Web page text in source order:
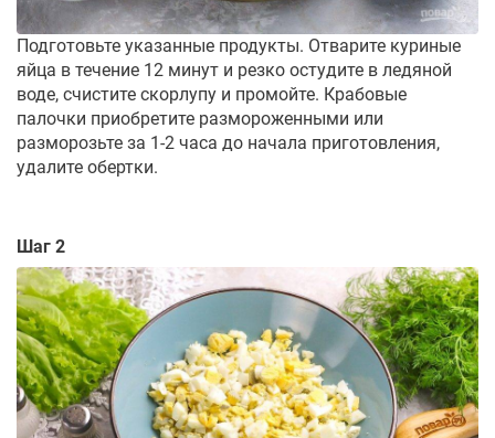
Подготовьте указанные продукты. Отварите куриные
яйца в течение 12 минут и резко остудите в ледяной
воде, счистите скорлупу и промойте. Крабовые
палочки приобретите размороженными или
разморозьте за 1-2 часа до начала приготовления,
удалите обертки.
Шаг 2